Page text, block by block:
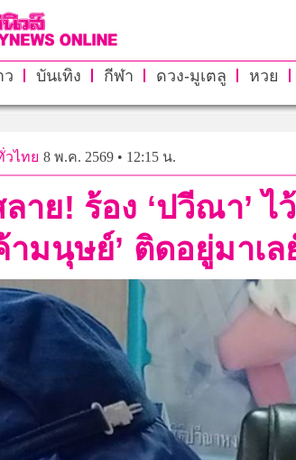
ว บันเทิง กีฬา ดวง-มูเตลู หวย
วไทย 8 พ.ค. 2569 • 12:15 น.
าย! ร้อง ‘ปวีณา’
ามนุษย์’ ติดอยู่มาเล